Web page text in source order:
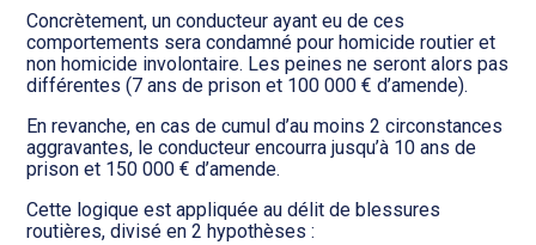
Concrètement, un conducteur ayant eu de ces
comportements sera condamné pour homicide routier et
non homicide involontaire. Les peines ne seront alors pas
différentes (7 ans de prison et 100 000 € d’amende).
En revanche, en cas de cumul d’au moins 2 circonstances
aggravantes, le conducteur encourra jusqu’à 10 ans de
prison et 150 000 € d’amende.
Cette logique est appliquée au délit de blessures
routières, divisé en 2 hypothèses :